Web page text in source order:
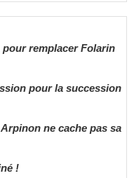
remplacer Folarin
pour la succession
ne cache pas sa
!